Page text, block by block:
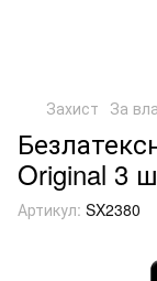
Захист За
Original 3
Артикул: SX2380